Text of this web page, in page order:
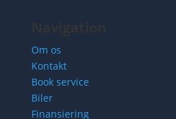
Om os
Kontakt
Book service
Biler
Finansiering